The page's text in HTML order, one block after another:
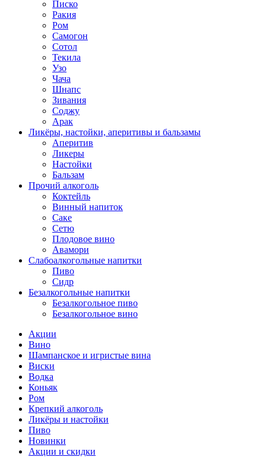
Писко
Ракия
Ром
Самогон
Сотол
Текила
Узо
Чача
Шнапс
Зивания
Соджу
Арак
Ликёры, настойки, аперитивы и бальзамы
Аперитив
Ликеры
Настойки
Бальзам
Прочий алкоголь
Коктейль
Винный напиток
Саке
Сетю
Плодовое вино
Авамори
Слабоалкогольные напитки
Пиво
Сидр
Безалкогольные напитки
Безалкогольное пиво
Безалкогольное вино
Акции
Вино
Шампанское и игристые вина
Виски
Водка
Коньяк
Ром
Крепкий алкоголь
Ликёры и настойки
Пиво
Новинки
Акции и скидки